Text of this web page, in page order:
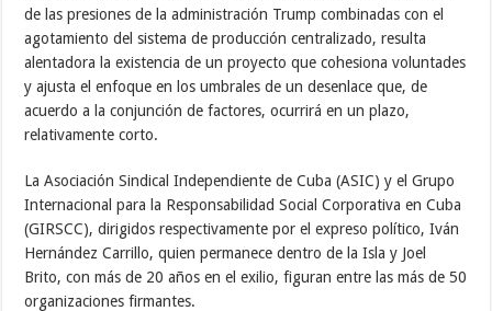
de las presiones de la administración Trump combinadas con el
agotamiento del sistema de producción centralizado, resulta
alentadora la existencia de un proyecto que cohesiona voluntades
y ajusta el enfoque en los umbrales de un desenlace que, de
acuerdo a la conjunción de factores, ocurrirá en un plazo,
relativamente corto.
La Asociación Sindical Independiente de Cuba (ASIC) y el Grupo
Internacional para la Responsabilidad Social Corporativa en Cuba
(GIRSCC), dirigidos respectivamente por el expreso político, Iván
Hernández Carrillo, quien permanece dentro de la Isla y Joel
Brito, con más de 20 años en el exilio, figuran entre las más de 50
organizaciones firmantes.